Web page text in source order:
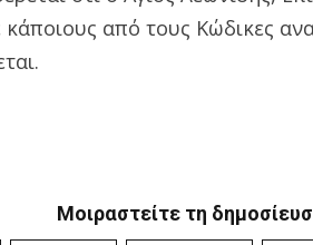
κάποιους από τους Κώδικες
Μοιραστείτε τη